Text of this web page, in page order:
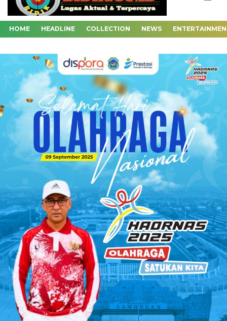
HOME HEADLINE COLLECTION NEWS